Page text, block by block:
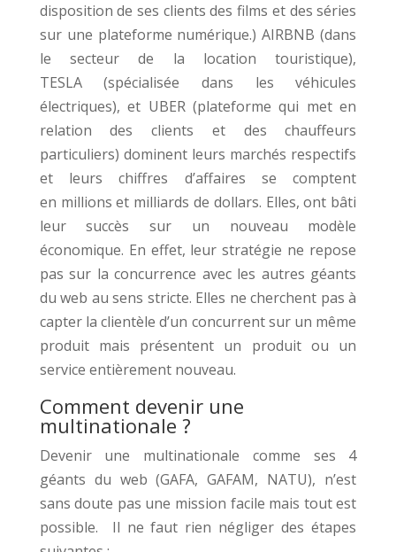
disposition de ses clients des films et des séries
sur une plateforme numérique.) AIRBNB (dans
le secteur de la location touristique),
TESLA (spécialisée dans les véhicules
électriques), et UBER (plateforme qui met en
relation des clients et des chauffeurs
particuliers) dominent leurs marchés respectifs
et leurs chiffres d’affaires se comptent
en millions et milliards de dollars. Elles, ont bâti
leur succès sur un nouveau modèle
économique. En effet, leur stratégie ne repose
pas sur la concurrence avec les autres géants
du web au sens stricte. Elles ne cherchent pas à
capter la clientèle d’un concurrent sur un même
produit mais présentent un produit ou un
service entièrement nouveau.
Comment devenir une
multinationale ?
Devenir une multinationale comme ses 4
géants du web (GAFA, GAFAM, NATU), n’est
sans doute pas une mission facile mais tout est
possible. Il ne faut rien négliger des étapes